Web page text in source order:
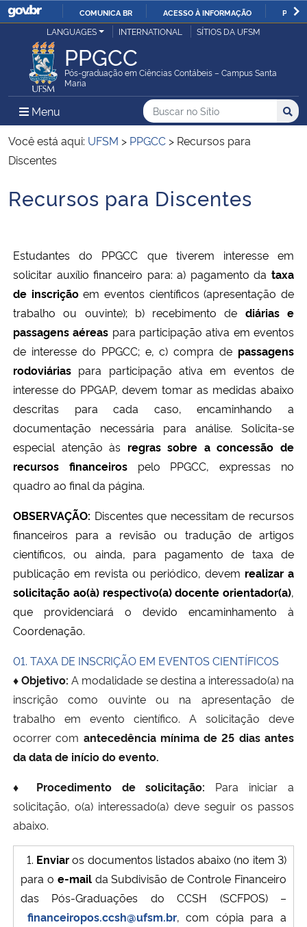
IR
O
COMUNICA BR ACESSO À INFORMAÇÃO
Ministério da Justiça e Segurança Pública
Ministério da Defesa
Ministério das Relações Exteriores
Ministério da Infraestrutura
Ministério da Educação
Ministério da Cidadania
Ministério da Saúde
Ministério de Minas e Energia
Ministério da Ciência, Tecnologia, Inovações e Comunicações
Ministério do Meio Ambiente
Ministério do Desenvolvimento Regional
Controladoria-Geral da União
Ministério da Mulher, da Família e dos Direitos Humanos
Secretaria de Governo
Gabinete de Segurança Institucional
Advocacia-Geral da União
Banco Central do Brasil
Planalto
LANGUAGES INTERNATIONAL SÍTIOS DA UFSM
PPGCC
Pós-graduação em Ciências Contábeis – Campus Santa
Maria
Menu Menu Principal do Sítio
Busca
Buscar no no Sítio
Busca:
Você está aqui: UFSM > PPGCC > Recursos para
Discentes
Início do conteúdo
Recursos para Discentes
Estudantes do PPGCC que tiverem interesse em
solicitar auxílio financeiro para: a) pagamento da taxa
de inscriçãoem eventos científicos (apresentação de
trabalho ou ouvinte); b) recebimento de diárias e
passagens aéreas para participação ativa em eventos
de interesse do PPGCC; e, c) compra de passagens
rodoviárias para participação ativa em eventos de
interesse do PPGAP, devem tomar as medidas abaixo
descritas para cada caso, encaminhando a
documentação necessária para análise. Solicita-se
especial atenção às regras sobre a concessão de
recursos financeiros pelo PPGCC, expressas no
quadro ao final da página.
OBSERVAÇÃO: Discentes que necessitam de recursos
financeiros para a revisão ou tradução de artigos
científicos, ou ainda, para pagamento de taxa de
publicação em revista ou periódico, devem realizar a
solicitação ao(à) respectivo(a) docente orientador(a),
que providenciará o devido encaminhamento à
Coordenação.
01. TAXA DE INSCRIÇÃO EM EVENTOS CIENTÍFICOS
♦ Objetivo: A modalidade se destina a interessado(a) na
inscrição como ouvinte ou na apresentação de
trabalho em evento científico. A solicitação deve
ocorrer com antecedência mínima de 25 dias antes
da data de início do evento.
♦ Procedimento de solicitação: Para iniciar a
solicitação, o(a) interessado(a) deve seguir os passos
abaixo.
1. Enviaros documentos listados abaixo (no item 3)
para o e-mailda Subdivisão de Controle Financeiro
das Pós-Graduações do CCSH (SCFPOS) –
financeiropos.ccsh@ufsm.br, com cópia para a